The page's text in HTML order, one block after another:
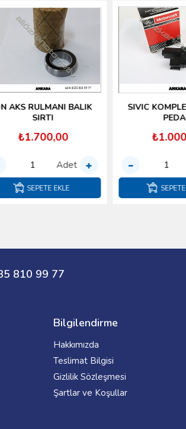
AKS RULMANI BALIK
SIRTI
₺1.700,00
Adet
SEPETE EKLE
SIVIC
810 99 77
Bilgilendirme
Hakkımızda
Teslimat Bilgisi
Gizlilik Sözleşmesi
Şartlar ve Koşullar